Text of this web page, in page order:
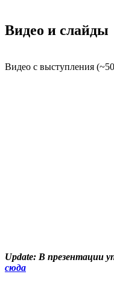
Видео и слайды
Видео с выступления
Update: В презентации
сюда